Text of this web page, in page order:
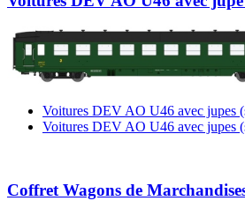
Voitures DEV AO U46 avec jupes
Voitures DEV AO U46 avec jupes
Coffret Wagons de